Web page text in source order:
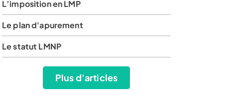
L’imposition en LMP
Le plan d'apurement
Le statut LMNP
Plus d'articles